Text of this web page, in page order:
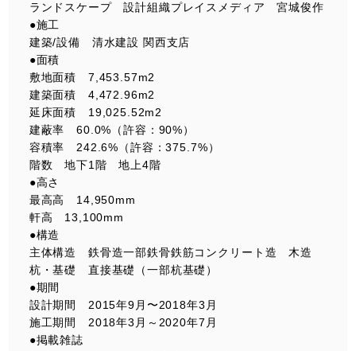
ランドスケープ 設計組織プレイスメディア 宮城俊作
●施工
建築/設備 清水建設 関西支店
●面積
敷地面積 7,453.57m2
建築面積 4,472.96m2
延床面積 19,025.52m2
建蔽率 60.0%（許容：90%）
容積率 242.6%（許容：375.7%）
階数 地下1階 地上4階
●高さ
最高高 14,950mm
軒高 13,100mm
●構造
主体構造 鉄骨造一部鉄骨鉄筋コンクリート造 木造
杭・基礎 直接基礎（一部杭基礎）
●期間
設計期間 2015年9月〜2018年3月
施工期間 2018年3月～2020年7月
●掲載雑誌